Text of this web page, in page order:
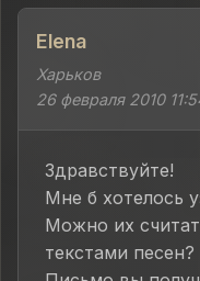
Elena
Харьков
26 февраля 2010
Здравствуйте!
Мне б хотелось
Можно их
текстами песен?